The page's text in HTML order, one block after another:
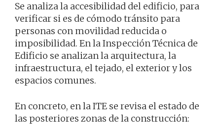
Se analiza la accesibilidad del edificio, para
verificar si es de cómodo tránsito para
personas con movilidad reducida o
imposibilidad. En la Inspección Técnica de
Edificio se analizan la arquitectura, la
infraestructura, el tejado, el exterior y los
espacios comunes.
En concreto, en la ITE se revisa el estado de
las posteriores zonas de la construcción: